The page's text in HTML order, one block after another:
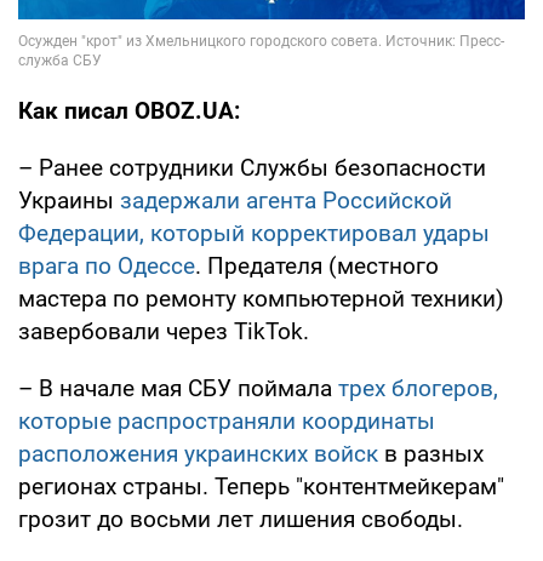
Как писал OBOZ.UA:
– Ранее сотрудники Службы безопасности
Украины задержали агента Российской
Федерации, который корректировал удары
врага по Одессе. Предателя (местного
мастера по ремонту компьютерной техники)
завербовали через TikTok.
– В начале мая СБУ поймала трех блогеров,
которые распространяли координаты
расположения украинских войск в разных
регионах страны. Теперь "контентмейкерам"
грозит до восьми лет лишения свободы.